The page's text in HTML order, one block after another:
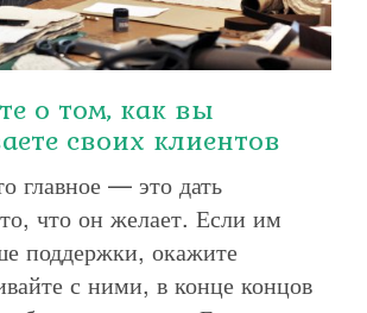
о том, как вы
своих клиентов
главное — это дать
что он желает. Если им
поддержки, окажите
с ними, в конце концов